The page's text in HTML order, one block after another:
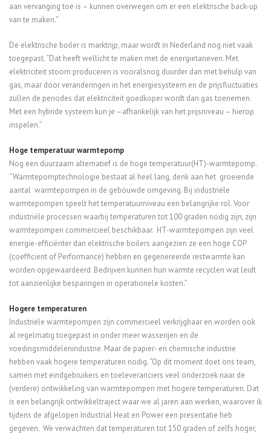
aan vervanging toe is – kunnen overwegen om er een elektrische back-up
van te maken.”
De elektrische boiler is marktrijp, maar wordt in Nederland nog niet vaak
toegepast. “Dat heeft wellicht te maken met de energietarieven. Met
elektriciteit stoom produceren is vooralsnog duurder dan met behulp van
gas, maar door veranderingen in het energiesysteem en de prijsfluctuaties
zullen de periodes dat elektriciteit goedkoper wordt dan gas toenemen.
Met een hybride systeem kun je –afhankelijk van het prijsniveau – hierop
inspelen.”
Hoge temperatuur warmtepomp
Nog een duurzaam alternatief is de hoge temperatuur(HT)-warmtepomp.
“Warmtepomptechnologie bestaat al heel lang, denk aan het groeiende
aantal warmtepompen in de gebouwde omgeving. Bij industriële
warmtepompen speelt het temperatuurniveau een belangrijke rol. Voor
industriële processen waarbij temperaturen tot 100 graden nodig zijn, zijn
warmtepompen commercieel beschikbaar. HT-warmtepompen zijn veel
energie-efficiënter dan elektrische boilers aangezien ze een hoge COP
(coefficient of Performance) hebben en gegenereerde restwarmte kan
worden opgewaardeerd. Bedrijven kunnen hun warmte recyclen wat leidt
tot aanzienlijke besparingen in operationele kosten.”
Hogere temperaturen
Industriële warmtepompen zijn commercieel verkrijgbaar en worden ook
al regelmatig toegepast in onder meer wasserijen en de
voedingsmiddelenindustrie. Maar de papier- en chemische industrie
hebben vaak hogere temperaturen nodig. “Op dit moment doet ons team,
samen met eindgebruikers en toeleveranciers veel onderzoek naar de
(verdere) ontwikkeling van warmtepompen met hogere temperaturen. Dat
is een belangrijk ontwikkeltraject waar we al jaren aan werken, waarover ik
tijdens de afgelopen Industrial Heat en Power een presentatie heb
gegeven. We verwachten dat temperaturen tot 150 graden of zelfs hoger,